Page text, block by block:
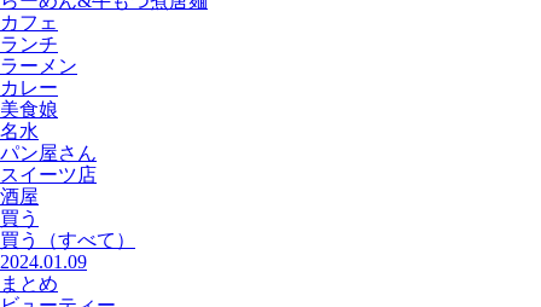
カフェ
ランチ
ラーメン
カレー
美食娘
名水
パン屋さん
スイーツ店
酒屋
買う
買う
（すべて）
2024.01.09
まとめ